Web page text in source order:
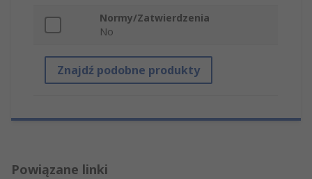
Normy/Zatwierdzenia
No
Znajdź podobne produkty
Powiązane linki